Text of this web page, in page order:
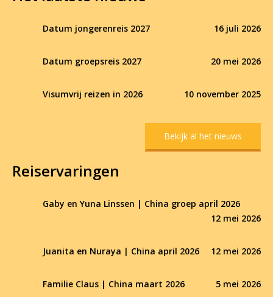
Datum jongerenreis 2027 16 juli 2026
Datum groepsreis 2027 20 mei 2026
Visumvrij reizen in 2026 10 november 2025
Bekijk al het nieuws
Reiservaringen
Gaby en Yuna Linssen | China groep april 2026
12 mei 2026
Juanita en Nuraya | China april 2026 12 mei 2026
Familie Claus | China maart 2026 5 mei 2026